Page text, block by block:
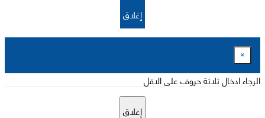
إغلاق
×
الرجاء ادخال ثلاثة حروف على الاقل
إغلاق